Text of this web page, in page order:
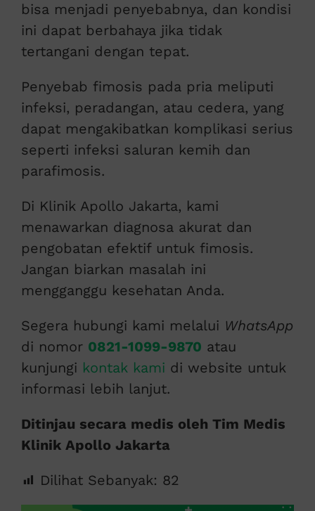
bisa menjadi penyebabnya, dan kondisi
ini dapat berbahaya jika tidak
tertangani dengan tepat.
Penyebab fimosis pada pria meliputi
infeksi, peradangan, atau cedera, yang
dapat mengakibatkan komplikasi serius
seperti infeksi saluran kemih dan
parafimosis.
Di Klinik Apollo Jakarta, kami
menawarkan diagnosa akurat dan
pengobatan efektif untuk fimosis.
Jangan biarkan masalah ini
mengganggu kesehatan Anda.
Segera hubungi kami melalui WhatsApp
di nomor 0821-1099-9870 atau
kunjungi kontak kami di website untuk
informasi lebih lanjut.
Ditinjau secara medis oleh Tim Medis
Klinik Apollo Jakarta
Dilihat Sebanyak: 82